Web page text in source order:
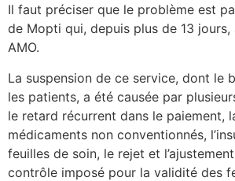
Il faut préciser que le problème est
de Mopti qui, depuis plus de 13
AMO.
La suspension de ce service, dont le
les patients, a été causée par
le retard récurrent dans le paiement,
médicaments non conventionnés,
feuilles de soin, le rejet et
contrôle imposé pour la validité des